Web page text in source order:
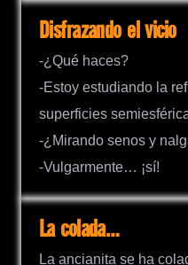
Disfrazando el vicio
-¿Qué haces?
-Estoy estudiando la
superficies
-¿Mirando senos y
-Vulgarmente… ¡sí!
La colada…
La ancianita se ha